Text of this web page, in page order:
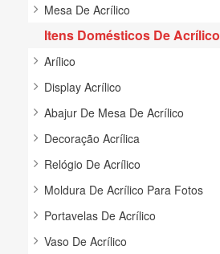
Mesa De Acrílico
Itens Domésticos De Acrílico
Arílico
Display Acrílico
Abajur De Mesa De Acrílico
Decoração Acrílica
Relógio De Acrílico
Moldura De Acrílico Para Fotos
Portavelas De Acrílico
Vaso De Acrílico